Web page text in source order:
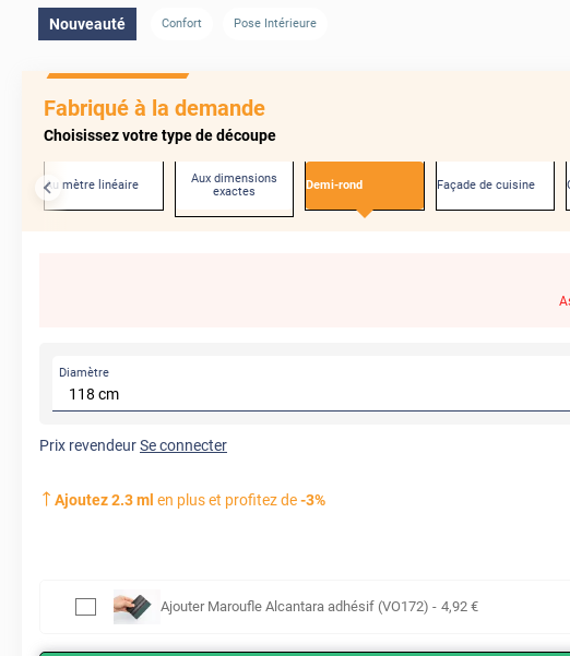
Nouveauté Confort Pose Intérieure
Fabriqué à la demande
Choisissez votre type de découpe
Au mètre linéaire
Aux dimensions
exactes
Demi-rond Façade de cuisine
Diamètre
Prix revendeurSe connecter
Ajoutez2.3ml en plus et profitez de-3%
Ajouter Maroufle Alcantara adhésif (VO172) - 4,92 €